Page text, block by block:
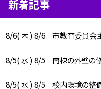
新着記事
8/6( 木 ) 8/6 市教育委員会
8/5( 水 ) 8/5 南棟の外壁の
8/5( 水 ) 8/5 校内環境の整